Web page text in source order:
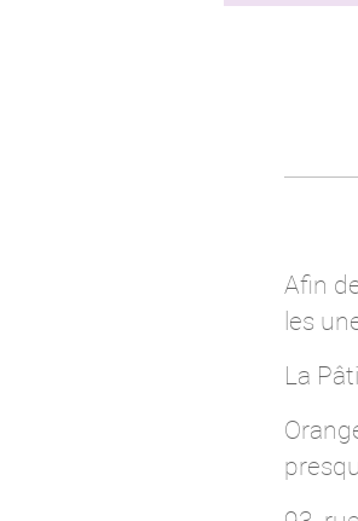
Afin
les
La